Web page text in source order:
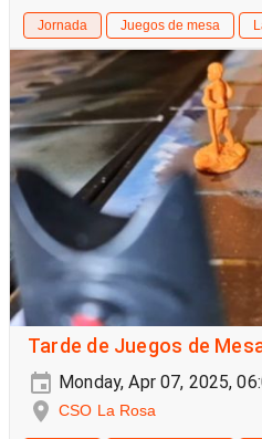
Jornada Juegos de mesa
Tarde de Juegos de
Monday, Apr 07, 2025,
CSO La Rosa